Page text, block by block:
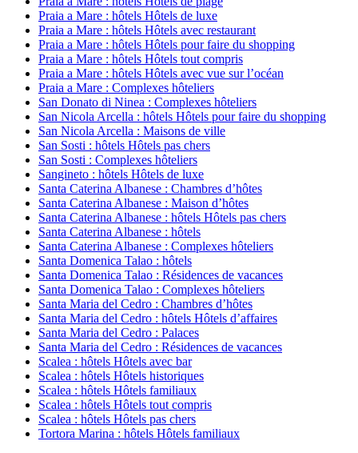
Praia a Mare : hôtels Hôtels de luxe
Praia a Mare : hôtels Hôtels avec restaurant
Praia a Mare : hôtels Hôtels pour faire du shopping
Praia a Mare : hôtels Hôtels tout compris
Praia a Mare : hôtels Hôtels avec vue sur l’océan
Praia a Mare : Complexes hôteliers
San Donato di Ninea : Complexes hôteliers
San Nicola Arcella : hôtels Hôtels pour faire du shopping
San Nicola Arcella : Maisons de ville
San Sosti : hôtels Hôtels pas chers
San Sosti : Complexes hôteliers
Sangineto : hôtels Hôtels de luxe
Santa Caterina Albanese : Chambres d’hôtes
Santa Caterina Albanese : Maison d’hôtes
Santa Caterina Albanese : hôtels Hôtels pas chers
Santa Caterina Albanese : hôtels
Santa Caterina Albanese : Complexes hôteliers
Santa Domenica Talao : hôtels
Santa Domenica Talao : Résidences de vacances
Santa Domenica Talao : Complexes hôteliers
Santa Maria del Cedro : Chambres d’hôtes
Santa Maria del Cedro : hôtels Hôtels d’affaires
Santa Maria del Cedro : Palaces
Santa Maria del Cedro : Résidences de vacances
Scalea : hôtels Hôtels avec bar
Scalea : hôtels Hôtels historiques
Scalea : hôtels Hôtels familiaux
Scalea : hôtels Hôtels tout compris
Scalea : hôtels Hôtels pas chers
Tortora Marina : hôtels Hôtels familiaux